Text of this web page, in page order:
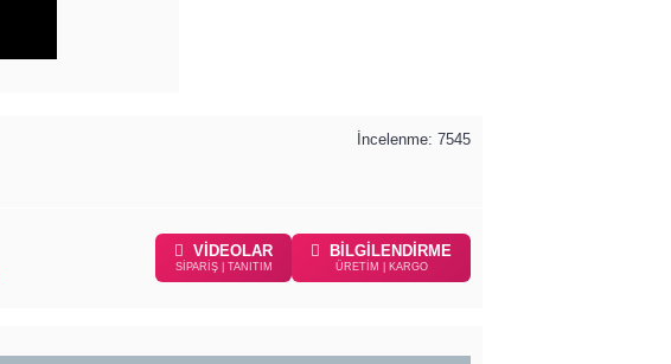
İncelenme: 7545
VİDEOLAR
SİPARİŞ | TANITIM
BİLGİLENDİRME
ÜRETİM | KARGO